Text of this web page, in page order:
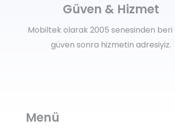
Güven & Hizmet
Mobiltek olarak 2005 senesinden beri
güven sonra hizmetin adresiyiz.
Menü